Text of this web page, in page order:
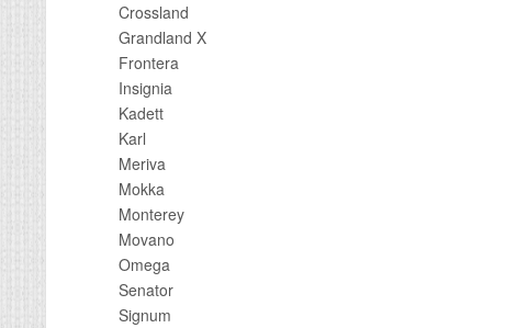
Crossland
Grandland X
Frontera
Insignia
Kadett
Karl
Meriva
Mokka
Monterey
Movano
Omega
Senator
Signum